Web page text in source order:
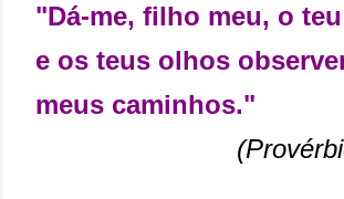
"Dá-me, filho meu, o
e os teus olhos
meus caminhos."